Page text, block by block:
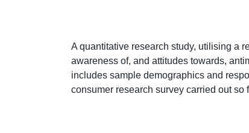
A quantitative research study, utilising a
awareness of, and attitudes towards,
includes sample demographics and
consumer research survey carried out so